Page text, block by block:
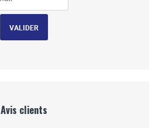
Avis clients